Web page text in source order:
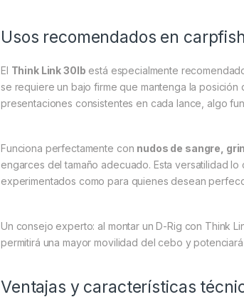
Usos recomendados en
El Think Link 30lb está especialmente
se requiere un bajo firme que mantenga la
presentaciones consistentes en cada lance, algo
Funciona perfectamente con nudos de sangre,
engarces del tamaño adecuado. Esta versatilidad
experimentados como para quienes desean
Un consejo experto: al montar un D-Rig con Think
permitirá una mayor movilidad del cebo y
Ventajas y características